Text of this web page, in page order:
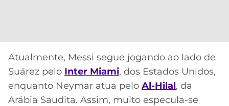
Atualmente, Messi segue jogando ao lado de
Suárez pelo Inter Miami, dos Estados Unidos,
enquanto Neymar atua pelo Al-Hilal, da
Arábia Saudita. Assim, muito especula-se